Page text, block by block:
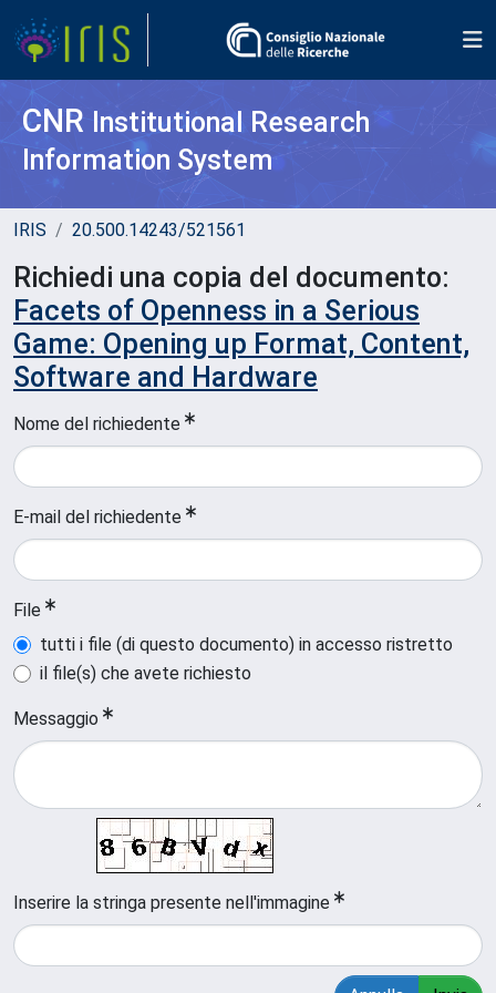
CNR Institutional Research
Information System
IRIS 20.500.14243/521561
Richiedi una copia del documento:
Facets of Openness in a Serious
Game: Opening up Format, Content,
Software and Hardware
Nome del richiedente
E-mail del richiedente
File
tutti i file (di questo documento) in accesso ristretto
il file(s) che avete richiesto
Messaggio
Inserire la stringa presente nell'immagine